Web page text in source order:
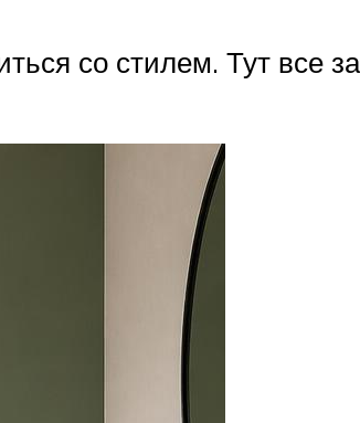
со стилем. Тут все